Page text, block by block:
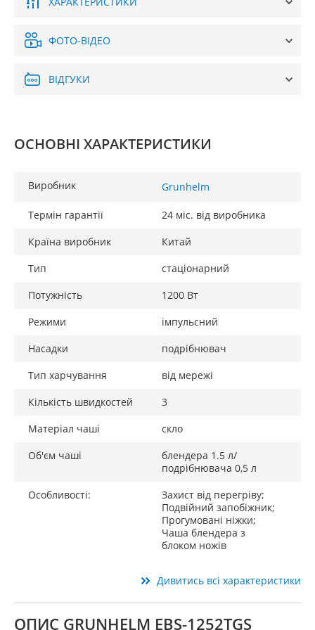
ФОТО-ВІДЕО
ВІДГУКИ
ОСНОВНІ ХАРАКТЕРИСТИКИ
Виробник Grunhelm
Термін гарантії
24 міс. від виробника
Країна виробник
Китай
Тип
стаціонарний
Потужність
1200 Вт
Режими
імпульсний
Насадки
подрібнювач
Тип харчування
від мережі
Кількість швидкостей
3
Матеріал чаші
скло
Об'єм чаші
блендера 1.5 л/
подрібнювача 0,5 л
Особливості:
Захист від перегріву;
Подвійний запобіжник;
Прогумовані ніжки;
Чаша блендера з
блоком ножів
Дивитись всі характеристики
ОПИС GRUNHELM EBS-1252TGS